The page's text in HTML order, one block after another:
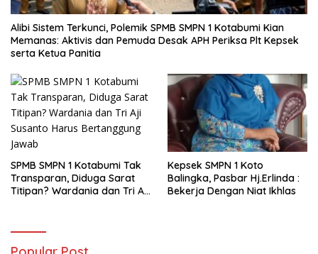
Alibi Sistem Terkunci, Polemik SPMB SMPN 1 Kotabumi Kian
Memanas: Aktivis dan Pemuda Desak APH Periksa Plt Kepsek
serta Ketua Panitia
SPMB SMPN 1 Kotabumi Tak
Transparan, Diduga Sarat
Titipan? Wardania dan Tri Aji
Kepsek SMPN 1 Koto
Balingka, Pasbar Hj.Erlinda :
Bekerja Dengan Niat Ikhlas